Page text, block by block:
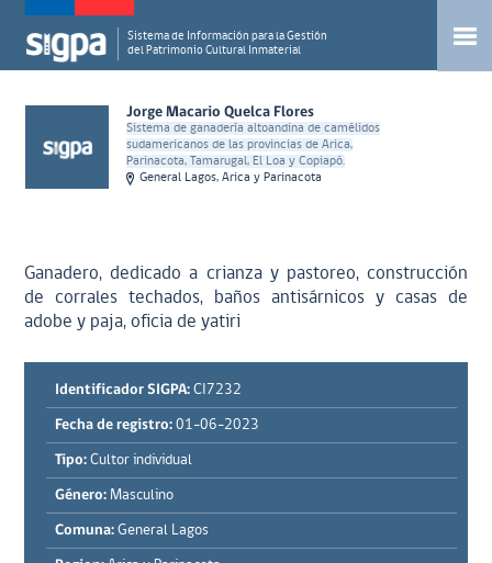
Sistema de Información para la Gestión
del Patrimonio Cultural Inmaterial
Jorge Macario Quelca Flores
Sistema de ganadería altoandina de camélidos
sudamericanos de las provincias de Arica,
Parinacota, Tamarugal, El Loa y Copiapó.
General Lagos, Arica y Parinacota
Ganadero, dedicado a crianza y pastoreo, construcción
de corrales techados, baños antisárnicos y casas de
adobe y paja, oficia de yatiri
Identificador SIGPA: CI7232
Fecha de registro: 01-06-2023
Tipo: Cultor individual
Género: Masculino
Comuna: General Lagos